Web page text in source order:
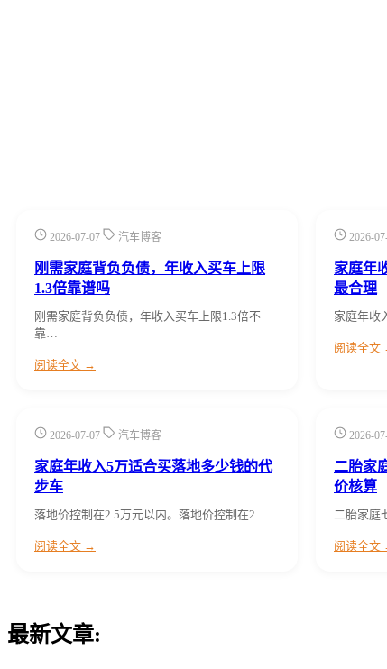
2026-07-07 汽车博客
刚需家庭背负负债，年收入买车上限
1.3倍靠谱吗
刚需家庭背负负债，年收入买车上限1.3倍不
靠…
阅读全文 →
2026-
家庭年
最合理
家庭年收
阅读全文
2026-07-07 汽车博客
家庭年收入5万适合买落地多少钱的代
步车
落地价控制在2.5万元以内。落地价控制在2.…
阅读全文 →
2026-
二胎家
价核算
二胎家庭
阅读全文
最新文章: